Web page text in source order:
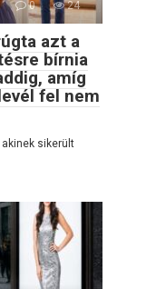
0 24
azt a
bírnia
amíg
fel nem
akinek sikerült